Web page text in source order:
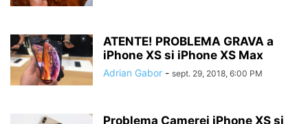
ATENTE! PROBLEMA GRAVA a
iPhone XS si iPhone XS Max
Adrian Gabor - sept. 29, 2018, 6:00 PM
Problema Camerei iPhone XS si